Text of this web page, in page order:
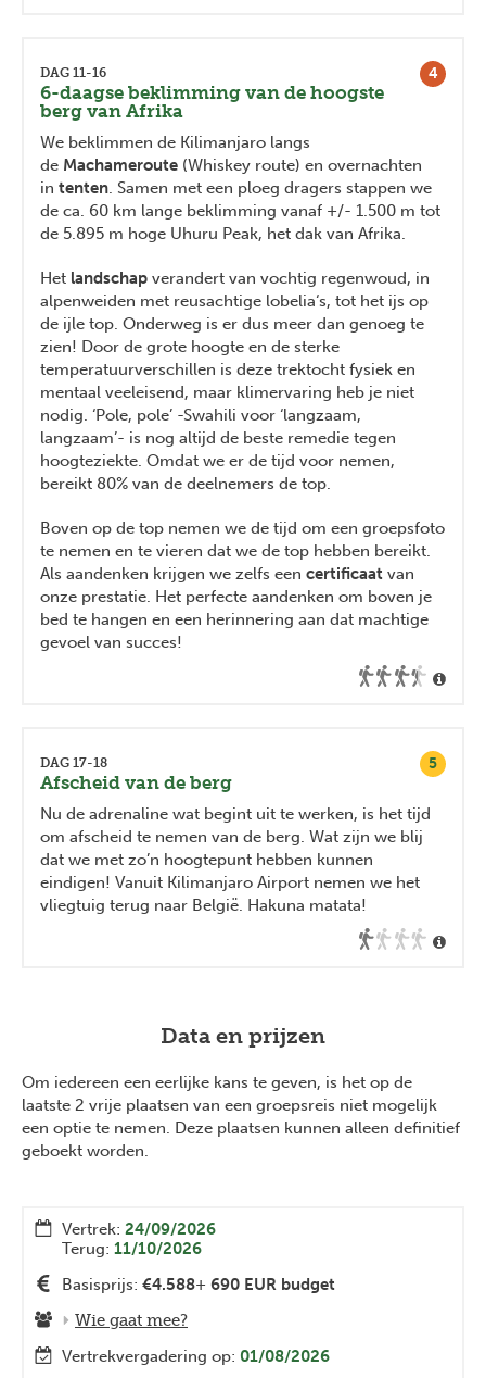
4
DAG 11-16
6-daagse beklimming van de hoogste
berg van Afrika
We beklimmen de Kilimanjaro langs
de Machameroute (Whiskey route) en overnachten
in tenten. Samen met een ploeg dragers stappen we
de ca. 60 km lange beklimming vanaf +/- 1.500 m tot
de 5.895 m hoge Uhuru Peak, het dak van Afrika.
Het landschap verandert van vochtig regenwoud, in
alpenweiden met reusachtige lobelia‘s, tot het ijs op
de ijle top. Onderweg is er dus meer dan genoeg te
zien! Door de grote hoogte en de sterke
temperatuurverschillen is deze trektocht fysiek en
mentaal veeleisend, maar klimervaring heb je niet
nodig. ‘Pole, pole’ -Swahili voor ‘langzaam,
langzaam’- is nog altijd de beste remedie tegen
hoogteziekte. Omdat we er de tijd voor nemen,
bereikt 80% van de deelnemers de top.
Boven op de top nemen we de tijd om een groepsfoto
te nemen en te vieren dat we de top hebben bereikt.
Als aandenken krijgen we zelfs een certificaat van
onze prestatie. Het perfecte aandenken om boven je
bed te hangen en een herinnering aan dat machtige
gevoel van succes!
5
DAG 17-18
Afscheid van de berg
Nu de adrenaline wat begint uit te werken, is het tijd
om afscheid te nemen van de berg. Wat zijn we blij
dat we met zo’n hoogtepunt hebben kunnen
eindigen! Vanuit Kilimanjaro Airport nemen we het
vliegtuig terug naar België. Hakuna matata!
Data en prijzen
Om iedereen een eerlijke kans te geven, is het op de
laatste 2 vrije plaatsen van een groepsreis niet mogelijk
een optie te nemen. Deze plaatsen kunnen alleen definitief
geboekt worden.
Vertrek: 24/09/2026
Terug: 11/10/2026
Basisprijs: €4.588+ 690 EUR budget
Wie gaat mee?
Vertrekvergadering op: 01/08/2026